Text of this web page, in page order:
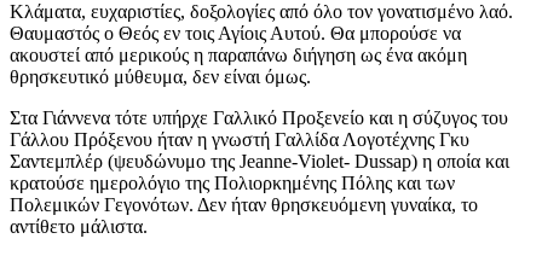
Κλάματα, ευχαριστίες, δοξολογίες από όλο τον γονατισμένο λαό.
Θαυμαστός ο Θεός εν τοις Αγίοις Αυτού. Θα μπορούσε να
ακουστεί από μερικούς η παραπάνω διήγηση ως ένα ακόμη
θρησκευτικό μύθευμα, δεν είναι όμως.
Στα Γιάννενα τότε υπήρχε Γαλλικό Προξενείο και η σύζυγος του
Γάλλου Πρόξενου ήταν η γνωστή Γαλλίδα Λογοτέχνης Γκυ
Σαντεμπλέρ (ψευδώνυμο της Jeanne-Violet- Dussap) η οποία και
κρατούσε ημερολόγιο της Πολιορκημένης Πόλης και των
Πολεμικών Γεγονότων. Δεν ήταν θρησκευόμενη γυναίκα, το
αντίθετο μάλιστα.